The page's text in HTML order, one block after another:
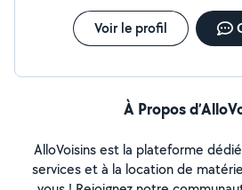
Voir le profil
À Propos
AlloVoisins est la plateforme
services et à la location de